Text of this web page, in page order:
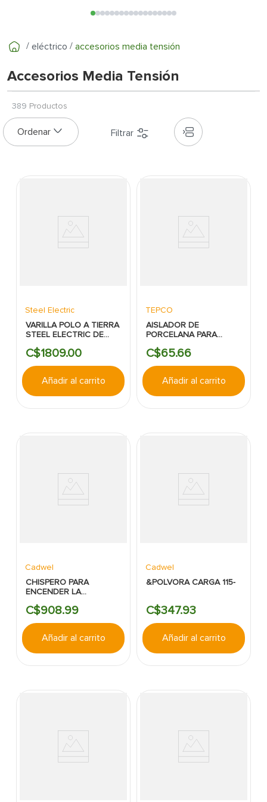
eléctrico accesorios media tensión
Accesorios Media Tensión
389 Productos
Steel Electric
VARILLA POLO A TIERRA
STEEL ELECTRIC DE
C$1809.00
Añadir al carrito
TEPCO
AISLADOR DE
PORCELANA PARA
TEPCO:ANSI54-1
C$65.66
Añadir al carrito
Cadwel
CHISPERO PARA
ENCENDER LA
-C$908.99
Añadir al carrito
Cadwel
&POLVORA CARGA 115-
C$347.93
Añadir al carrito
9.
puerta